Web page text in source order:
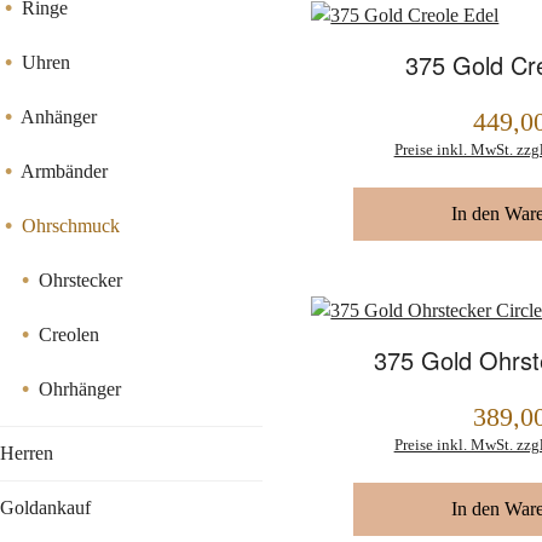
Ringe
Uhren
Anhänger
Armbänder
Ohrschmuck
Ohrstecker
Creolen
Ohrhänger
Herren
Goldankauf
375 Gold
Preise inkl. MwSt.
In den
375 Gold
Preise inkl. MwSt.
In den